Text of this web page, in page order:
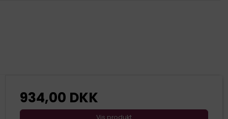
934,00 DKK